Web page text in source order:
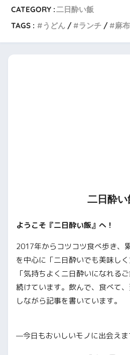
CATEGORY :二日酔い飯
TAGS :
うどん ランチ 麻
二日酔い
ようこそ『二日酔い飯』へ！
2017年からコツコツ食べ歩き、
を中心に「二日酔いでも美味し
「気持ちよく二日酔いになれる
続けています。飲んで、食べて
しながら記事を書いています。
—今日もおいしいモノに出会えま